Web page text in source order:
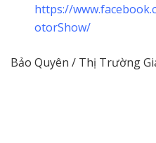
https://
otorShow/
Bảo Quyên / Thị Trường